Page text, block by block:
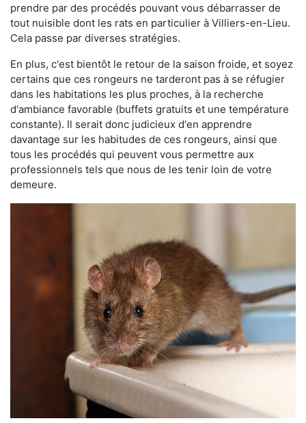
prendre par des procédés pouvant vous débarrasser de
tout nuisible dont les rats en particulier à Villiers-en-Lieu.
Cela passe par diverses stratégies.
En plus, c'est bientôt le retour de la saison froide, et soyez
certains que ces rongeurs ne tarderont pas à se réfugier
dans les habitations les plus proches, à la recherche
d'ambiance favorable (buffets gratuits et une température
constante). Il serait donc judicieux d'en apprendre
davantage sur les habitudes de ces rongeurs, ainsi que
tous les procédés qui peuvent vous permettre aux
professionnels tels que nous de les tenir loin de votre
demeure.